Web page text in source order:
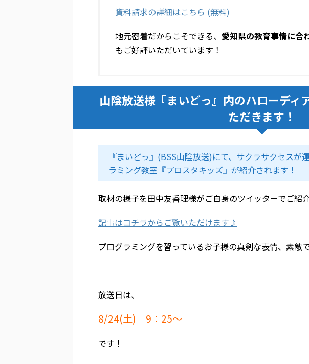
資料請求の詳細はこちら (無料)
地元密着だからこそできる、 愛知県の教育事情に合
もご好評いただいています！
山陰放送様『まいどっ』内のハローディ
ただきます！
『まいどっ』(BSS山陰放送)にて、サクラサクセスが
ラミング教室『プロスタキッズ』が紹介されます！
取材の様子を田中友香理様がご自身のツイッターでご紹
記事はコチラからご覧いただけます♪
プログラミングを習っているお子様の真剣な表情、素敵
放送日は、
8/24(土) 9：25～
です！